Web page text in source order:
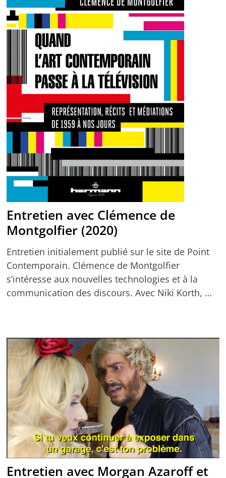
Entretien avec Clémence de
Montgolfier (2020)
Entretien initialement publié sur le site de Point
Contemporain. Clémence de Montgolfier
s’intéresse aux nouvelles technologies et à la
communication des discours. Avec Niki Korth, …
Entretien avec Morgan Azaroff et